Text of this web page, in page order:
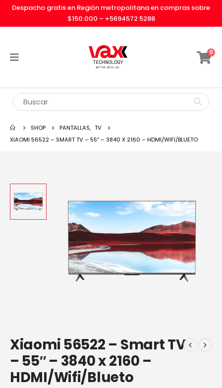
Despacho gratis en Región metropolitana en compras sobre
$150.000 – +5694572 5288
0
SHOP PANTALLAS, TV
XIAOMI 56522 – SMART TV – 55″ – 3840 X 2160 – HDMI/WIFI/BLUETO
Xiaomi 56522 – Smart TV
– 55″ – 3840 x 2160 –
HDMI/Wifi/Blueto